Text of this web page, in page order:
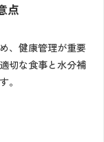
点
、健康管理が重要
切な食事と水分補
。